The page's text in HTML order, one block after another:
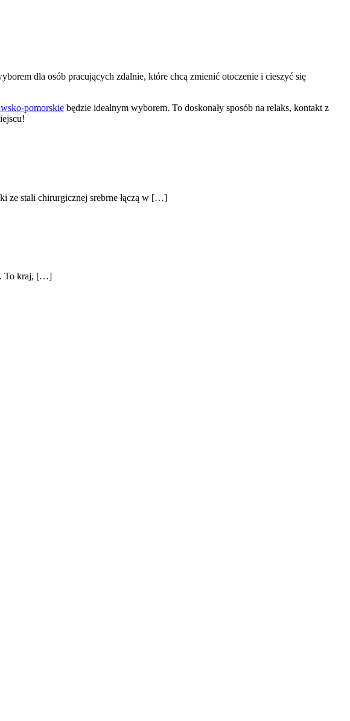
dla osób pracujących zdalnie, które chcą zmienić otoczenie i cieszyć się
pomorskie będzie idealnym wyborem. To doskonały sposób na relaks, kontakt z
ze stali chirurgicznej srebrne łączą w […]
To kraj, […]